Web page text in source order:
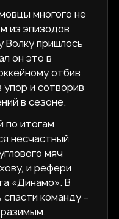
многого не
из эпизодов
пришлось
он это в
отбив
и сотворив
в сезоне.
по итогам
несчастный
мяч
и рефери
«Динамо». В
команду –